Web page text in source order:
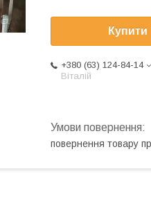
Купити
+380 (63) 124-84-14
Віталій
повернення товару